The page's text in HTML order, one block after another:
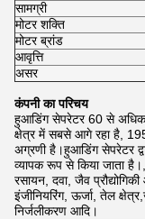
सामग्री
मोटर शक्ति
मोटर ब्रांड
आवृत्ति
असर
कंपनी का परिचय
हुआडिंग सेपरेटर 60 से अधिक
क्षेत्र में सबसे आगे रहा है,
अग्रणी है।हुआडिंग सेपरेटर
व्यापक रूप से किया जाता
रसायन, दवा, जैव
इंजीनियरिंग, ऊर्जा, तेल
निर्जलीकरण आदि।